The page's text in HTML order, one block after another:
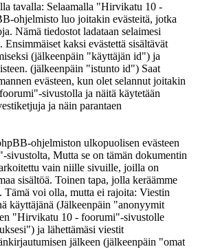
tavalla: Selaamalla "Hirvikatu 10 -
ohjelmisto luo joitakin evästeitä, jotka
Nämä tiedostot ladataan selaimesi
kaksi evästettä sisältävät
(jälkeenpäin "käyttäjän id") ja
(jälkeenpäin "istunto id") Saat
evästeen, kun olet selannut joitakin
sivustolla ja näitä käytetään
ja näin parantaen
ohjelmiston ulkopuolisen evästeen
Mutta se on tämän dokumentin
vain niille sivuille, joilla on
sisältöä. Toinen tapa, jolla keräämme
Tämä voi olla, mutta ei rajoita: Viestin
käyttäjänä (Jälkeenpäin "anonyymit
"Hirvikatu 10 - foorumi"-sivustolle
ja lähettämäsi viestit
jälkeen (jälkeenpäin "omat